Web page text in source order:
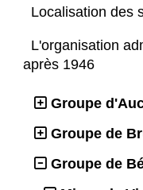
Localisation des
L'organisation
après 1946
Groupe
Groupe de
Groupe de